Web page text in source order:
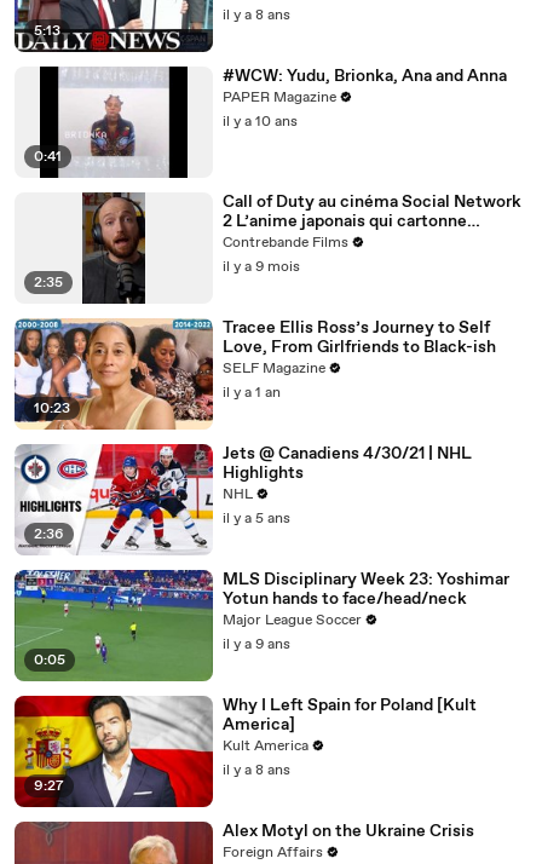
5:13
il y a 8 ans
0:41
#WCW: Yudu, Brionka, Ana and Anna
PAPER Magazine
il y a 10 ans
2:35
Call of Duty au cinéma Social Network
2 L’anime japonais qui cartonne
comme jamaisC’est les 3 actus ciné de
cette semaine
Contrebande Films
il y a 9 mois
10:23
Tracee Ellis Ross’s Journey to Self
Love, From Girlfriends to Black-ish
SELF Magazine
il y a 1 an
2:36
Jets @ Canadiens 4/30/21 | NHL
Highlights
NHL
il y a 5 ans
0:05
MLS Disciplinary Week 23: Yoshimar
Yotun hands to face/head/neck
Major League Soccer
il y a 9 ans
9:27
Why I Left Spain for Poland [Kult
America]
Kult America
il y a 8 ans
Alex Motyl on the Ukraine Crisis
Foreign Affairs